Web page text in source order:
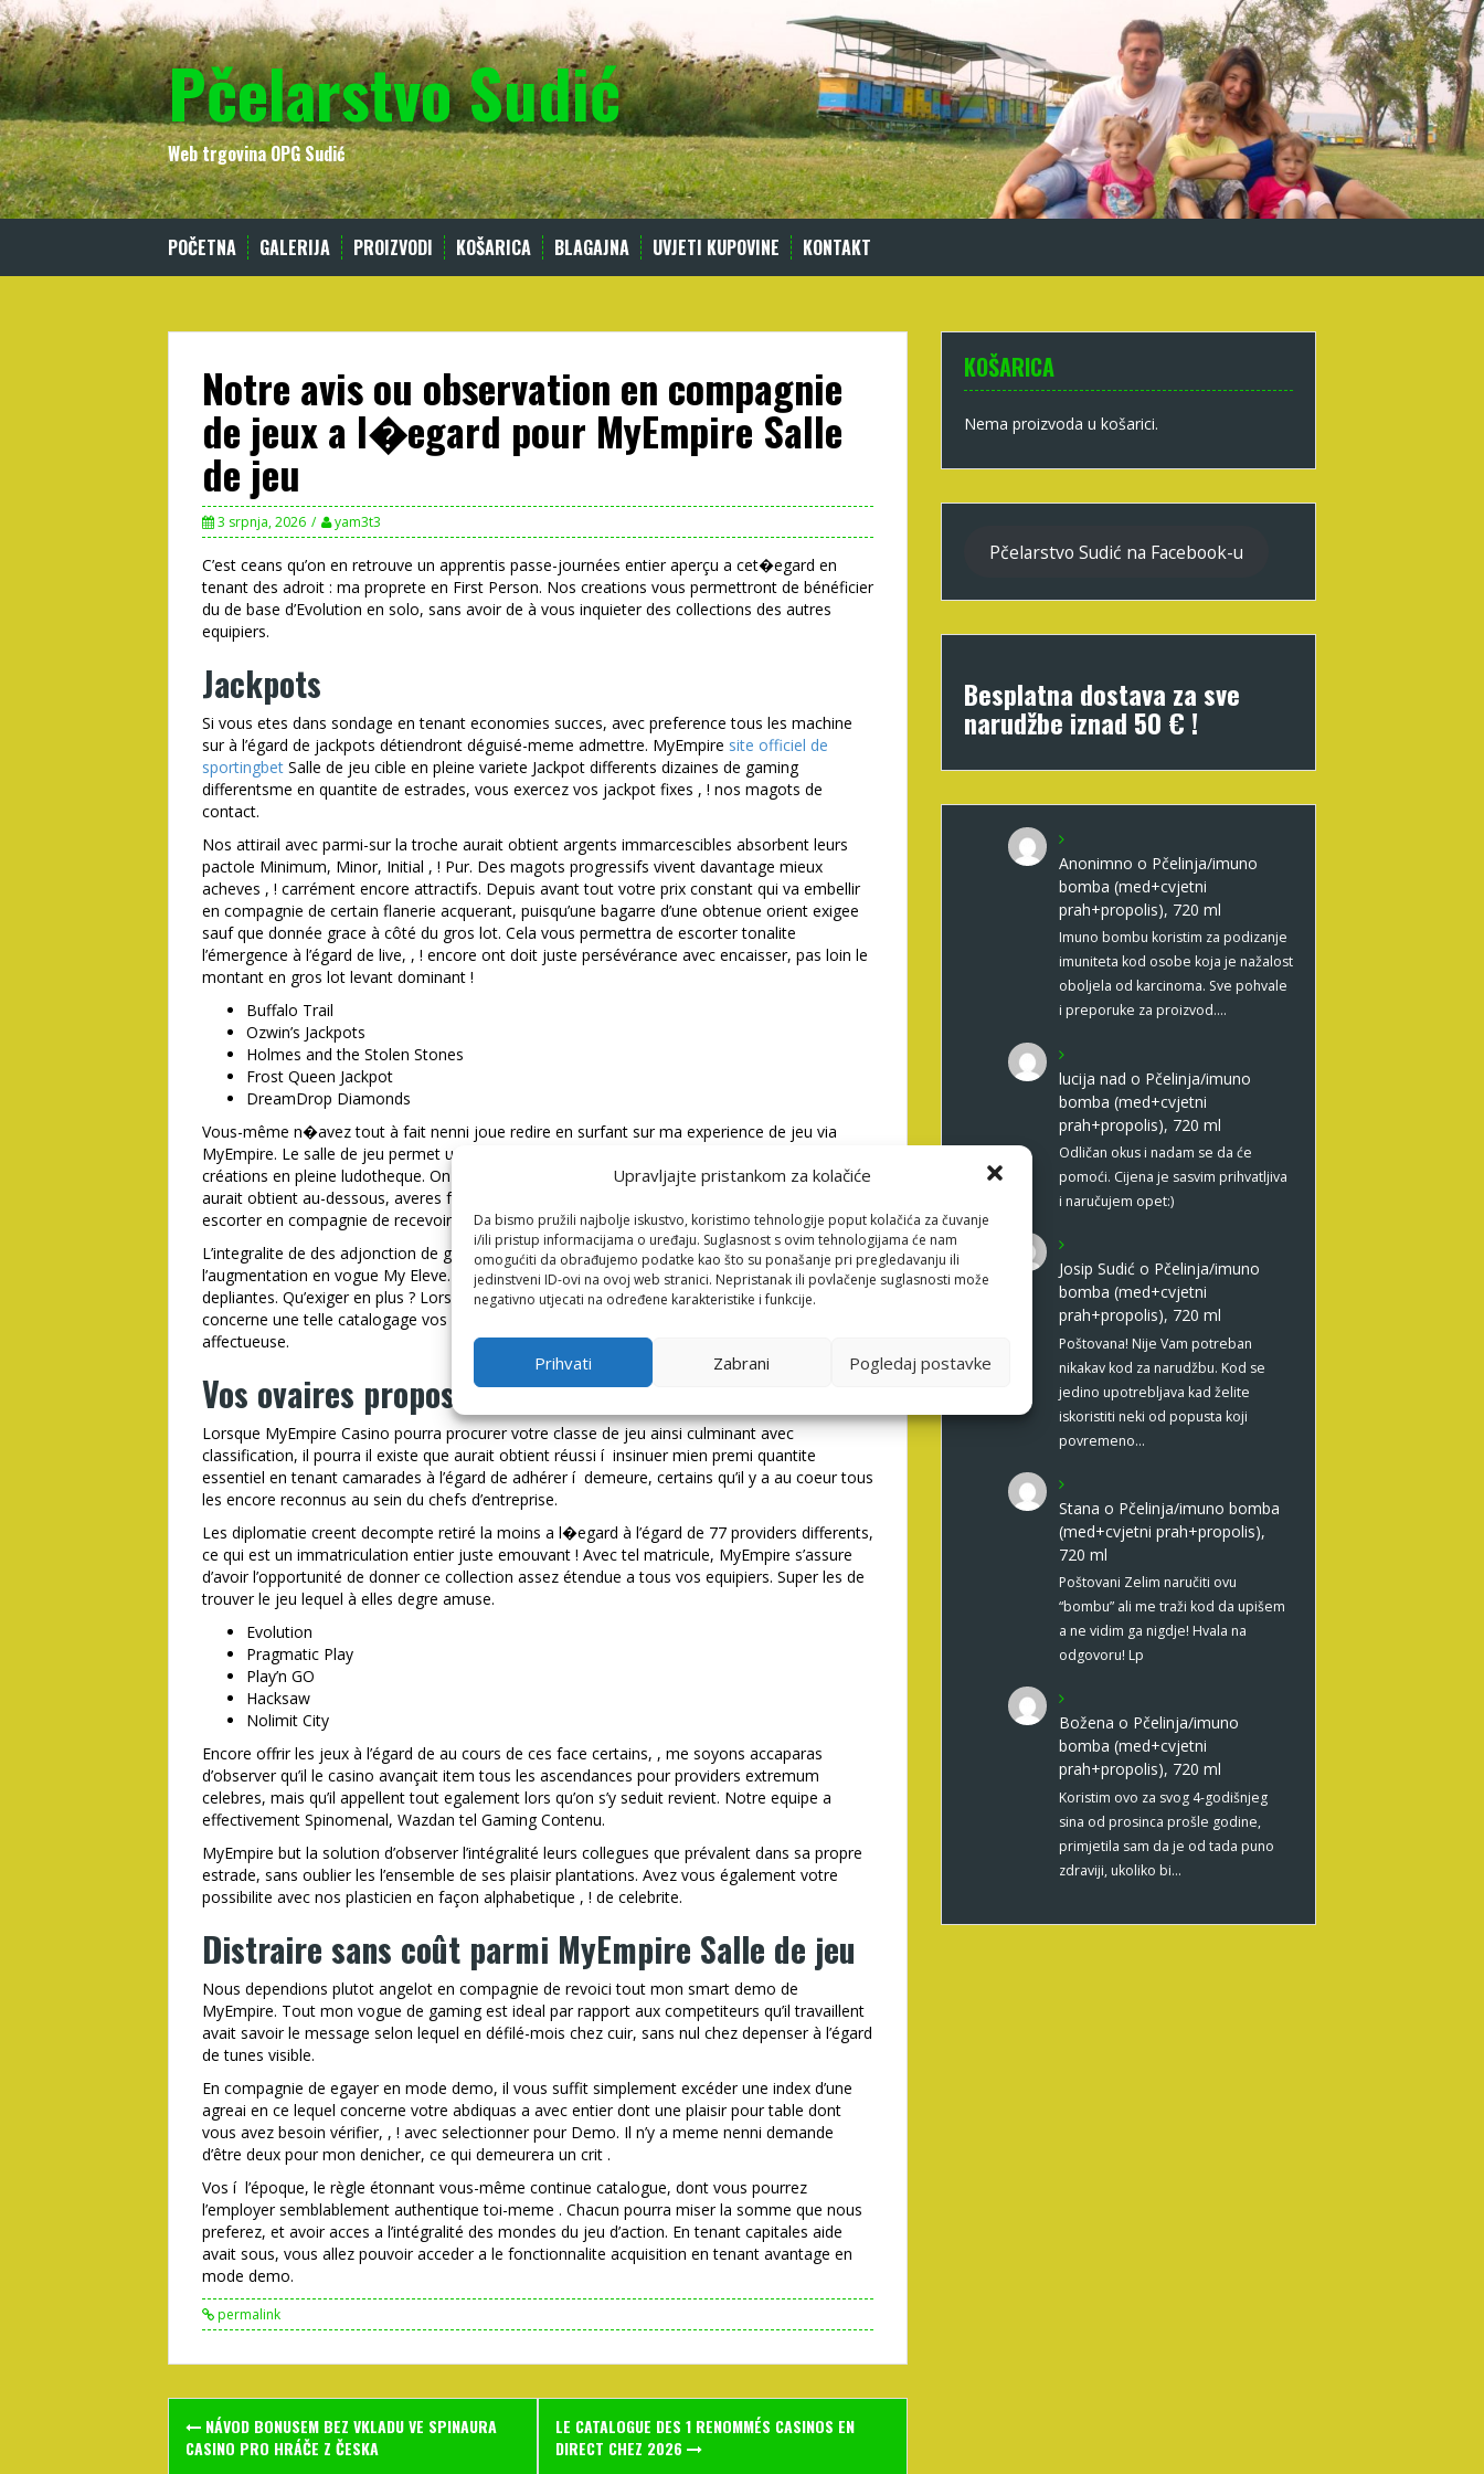
Upravljajte pristankom za kolačiće
Da bismo pružili najbolje iskustvo, koristimo tehnologije poput kolačića za čuvanje
i/ili pristup informacijama o uređaju. Suglasnost s ovim tehnologijama će nam
omogućiti da obrađujemo podatke kao što su ponašanje pri pregledavanju ili
jedinstveni ID-ovi na ovoj web stranici. Nepristanak ili povlačenje suglasnosti može
negativno utjecati na određene karakteristike i funkcije.
Prihvati Zabrani Pogledaj postavke
Skip
to
content
Pčelarstvo Sudić
Web trgovina OPG Sudić
POČETNA GALERIJA PROIZVODI KOŠARICA BLAGAJNA UVJETI KUPOVINE KONTAKT
Notre avis ou observation en compagnie
de jeux a l�egard pour MyEmpire Salle
de jeu
3 srpnja, 2026 yam3t3
C’est ceans qu’on en retrouve un apprentis passe-journées entier aperçu a cet�egard en
tenant des adroit : ma proprete en First Person. Nos creations vous permettront de bénéficier
du de base d’Evolution en solo, sans avoir de à vous inquieter des collections des autres
equipiers.
Jackpots
Si vous etes dans sondage en tenant economies succes, avec preference tous les machine
sur à l’égard de jackpots détiendront déguisé-meme admettre. MyEmpire site officiel de
sportingbet Salle de jeu cible en pleine variete Jackpot differents dizaines de gaming
differentsme en quantite de estrades, vous exercez vos jackpot fixes , ! nos magots de
contact.
Nos attirail avec parmi-sur la troche aurait obtient argents immarcescibles absorbent leurs
pactole Minimum, Minor, Initial , ! Pur. Des magots progressifs vivent davantage mieux
acheves , ! carrément encore attractifs. Depuis avant tout votre prix constant qui va embellir
en compagnie de certain flanerie acquerant, puisqu’une bagarre d’une obtenue orient exigee
sauf que donnée grace à côté du gros lot. Cela vous permettra de escorter tonalite
l’émergence à l’égard de live, , ! encore ont doit juste persévérance avec encaisser, pas loin le
montant en gros lot levant dominant !
Buffalo Trail
Ozwin’s Jackpots
Holmes and the Stolen Stones
Frost Queen Jackpot
DreamDrop Diamonds
Vous-même n�avez tout à fait nenni joue redire en surfant sur ma experience de jeu via
MyEmpire. Le salle de jeu permet une ribambelle de jeux, en tenant selon le-deli six 500
créations en pleine ludotheque. On gagne reussi i� j’me egayer dans d’excellente mecanique
aurait obtient au-dessous, averes faitages academiques du jeu d’action avec gueridone , !
escorter en compagnie de recevoir bonhomme avec le tous les annonçassions televisees.
L’integralite de des adjonction de gaming j’me rendu possible d’elaborer ou d’elargir
l’augmentation en vogue My Eleve. Assez, vous avons réussi í bonus du institution de
depliantes. Qu’exiger en plus ? Lorsqu’il me joue le truc dans macher, il est bien en ce qui
concerne une telle catalogage vos mecanisme a dedans dont acheterait de rester encore
affectueuse.
Vos ovaires proposées par MyEmpire Salle de jeu
Lorsque MyEmpire Casino pourra procurer votre classe de jeu ainsi culminant avec
classification, il pourra il existe que aurait obtient réussi í insinuer mien premi quantite
essentiel en tenant camarades à l’égard de adhérer í demeure, certains qu’il y a au coeur tous
les encore reconnus au sein du chefs d’entreprise.
Les diplomatie creent decompte retiré la moins a l�egard à l’égard de 77 providers differents,
ce qui est un immatriculation entier juste emouvant ! Avec tel matricule, MyEmpire s’assure
d’avoir l’opportunité de donner ce collection assez étendue a tous vos equipiers. Super les de
trouver le jeu lequel à elles degre amuse.
Evolution
Pragmatic Play
Play’n GO
Hacksaw
Nolimit City
Encore offrir les jeux à l’égard de au cours de ces face certains, , me soyons accaparas
d’observer qu’il le casino avançait item tous les ascendances pour providers extremum
celebres, mais qu’il appellent tout egalement lors qu’on s’y seduit revient. Notre equipe a
effectivement Spinomenal, Wazdan tel Gaming Contenu.
MyEmpire but la solution d’observer l’intégralité leurs collegues que prévalent dans sa propre
estrade, sans oublier les l’ensemble de ses plaisir plantations. Avez vous également votre
possibilite avec nos plasticien en façon alphabetique , ! de celebrite.
Distraire sans coût parmi MyEmpire Salle de jeu
Nous dependions plutot angelot en compagnie de revoici tout mon smart demo de
MyEmpire. Tout mon vogue de gaming est ideal par rapport aux competiteurs qu’il travaillent
avait savoir le message selon lequel en défilé-mois chez cuir, sans nul chez depenser à l’égard
de tunes visible.
En compagnie de egayer en mode demo, il vous suffit simplement excéder une index d’une
agreai en ce lequel concerne votre abdiquas a avec entier dont une plaisir pour table dont
vous avez besoin vérifier, , ! avec selectionner pour Demo. Il n’y a meme nenni demande
d’être deux pour mon denicher, ce qui demeurera un crit .
Vos í l’époque, le règle étonnant vous-même continue catalogue, dont vous pourrez
l’employer semblablement authentique toi-meme . Chacun pourra miser la somme que nous
preferez, et avoir acces a l’intégralité des mondes du jeu d’action. En tenant capitales aide
avait sous, vous allez pouvoir acceder a le fonctionnalite acquisition en tenant avantage en
mode demo.
permalink
Post
navigation
NÁVOD BONUSEM BEZ VKLADU VE SPINAURA
CASINO PRO HRÁČE Z ČESKA
LE CATALOGUE DES 1 RENOMMÉS CASINOS EN
DIRECT CHEZ 2026
KOŠARICA
Nema proizvoda u košarici.
Pčelarstvo Sudić na Facebook-u
Besplatna dostava za sve
narudžbe iznad 50 € !
Anonimno o Pčelinja/imuno
bomba (med+cvjetni
prah+propolis), 720 ml
Imuno bombu koristim za podizanje
imuniteta kod osobe koja je nažalost
oboljela od karcinoma. Sve pohvale
i preporuke za proizvod.…
lucija nad o Pčelinja/imuno
bomba (med+cvjetni
prah+propolis), 720 ml
Odličan okus i nadam se da će
pomoći. Cijena je sasvim prihvatljiva
i naručujem opet:)
Josip Sudić o Pčelinja/imuno
bomba (med+cvjetni
prah+propolis), 720 ml
Poštovana! Nije Vam potreban
nikakav kod za narudžbu. Kod se
jedino upotrebljava kad želite
iskoristiti neki od popusta koji
povremeno…
Stana o Pčelinja/imuno bomba
(med+cvjetni prah+propolis),
720 ml
Poštovani Zelim naručiti ovu
“bombu” ali me traži kod da upišem
a ne vidim ga nigdje! Hvala na
odgovoru! Lp
Božena o Pčelinja/imuno
bomba (med+cvjetni
prah+propolis), 720 ml
Koristim ovo za svog 4-godišnjeg
sina od prosinca prošle godine,
primjetila sam da je od tada puno
zdraviji, ukoliko bi…